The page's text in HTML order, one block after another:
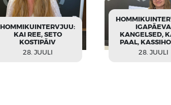
HOMMIKUINTERVJUU:
KAI REE, SETO
KOSTIPÄIV
28. JUULI
IGAPÄEVA
KANGELSED,
PAAL,
28. JUULI